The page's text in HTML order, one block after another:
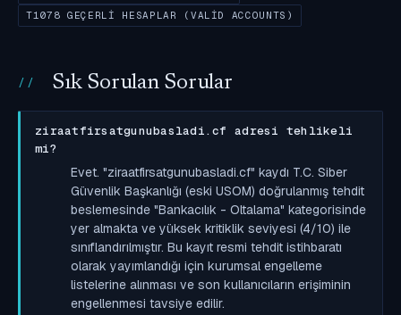
T1078 GEÇERLI HESAPLAR (VALID ACCOUNTS)
Sık Sorulan Sorular
ziraatfirsatgunubasladi.cf adresi tehlikeli
mi?
Evet. "ziraatfirsatgunubasladi.cf" kaydı T.C. Siber
Güvenlik Başkanlığı (eski USOM) doğrulanmış tehdit
beslemesinde "Bankacılık - Oltalama" kategorisinde
yer almakta ve yüksek kritiklik seviyesi (4/10) ile
sınıflandırılmıştır. Bu kayıt resmi tehdit istihbaratı
olarak yayımlandığı için kurumsal engelleme
listelerine alınması ve son kullanıcıların erişiminin
engellenmesi tavsiye edilir.